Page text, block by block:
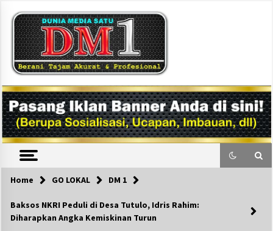
content
DM1
Home GO LOKAL DM 1
Baksos NKRI Peduli di Desa Tutulo, Idris Rahim:
Diharapkan Angka Kemiskinan Turun